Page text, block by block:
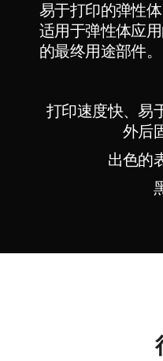
易于打印的弹性
适用于弹性体应
的最终用途部件。
打印速度快、易
外后
出色的